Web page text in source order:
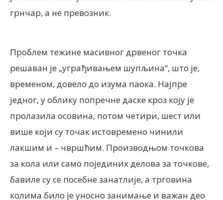
грнчар, а не превозник.
Проблем тежине масивног дрвеног точка
решаван је „уграђивањем шупљина“, што је,
временом, довело до изума паока. Најпре
једног, у облику попречне даске кроз коју је
пролазила осовина, потом четири, шест или
више који су точак истовремено чинили
лакшим и – чвршћим. Производњом точкова
за кола или само појединих делова за точкове,
бавиле су се посебне занатлије, а трговина
колима било је уносно занимање и важан део